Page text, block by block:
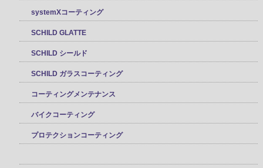
systemXコーティング
SCHILD GLATTE
SCHILD シールド
SCHILD ガラスコーティング
コーティングメンテナンス
バイクコーティング
プロテクションコーティング